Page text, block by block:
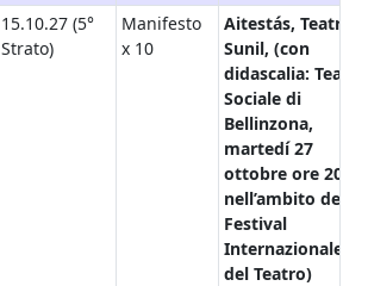
15.10.27 (5°
Strato)
Manifesto
x 10
Aitestás, Teatro
Sunil, (con
didascalia: Teatro
Sociale di
Bellinzona,
martedí 27
ottobre ore 20.45
nell’ambito del
Festival
Internazionale
del Teatro)